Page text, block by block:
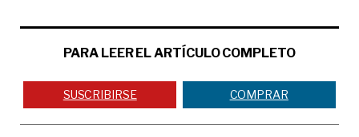
PARA LEER EL ARTÍCULO COMPLETO
SUSCRIBIRSE COMPRAR